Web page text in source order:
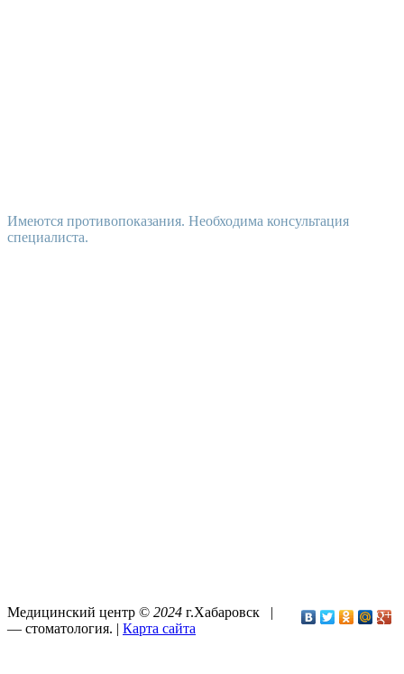
Имеются противопоказания. Необходима консультация
специалиста.
Медицинский центр © 2024 г.Хабаровск |
— стоматология. | Карта сайта